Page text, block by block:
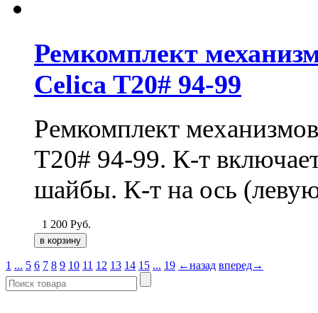
Ремкомплект
Celica T20# 94-99
Ремкомплект
T20# 94-99. К-т
шайбы. К-т на ось
1 200 Руб.
1 ... 5 6 7 8 9 10 11 12 13 14 15 ... 19 ←назад вперед→